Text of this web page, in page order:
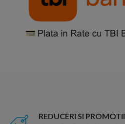
REDUCERI SI PROMOTII